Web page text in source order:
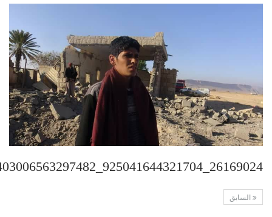
26169024_925041644321704_4850403006563297482_n
السابق